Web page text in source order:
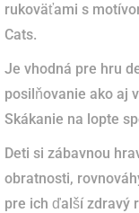
rukoväťami s
Cats.
Je vhodná pre hru
posilňovanie ako aj
Skákanie na lopte
Deti si zábavnou
obratnosti,
pre ich ďalší zdravý